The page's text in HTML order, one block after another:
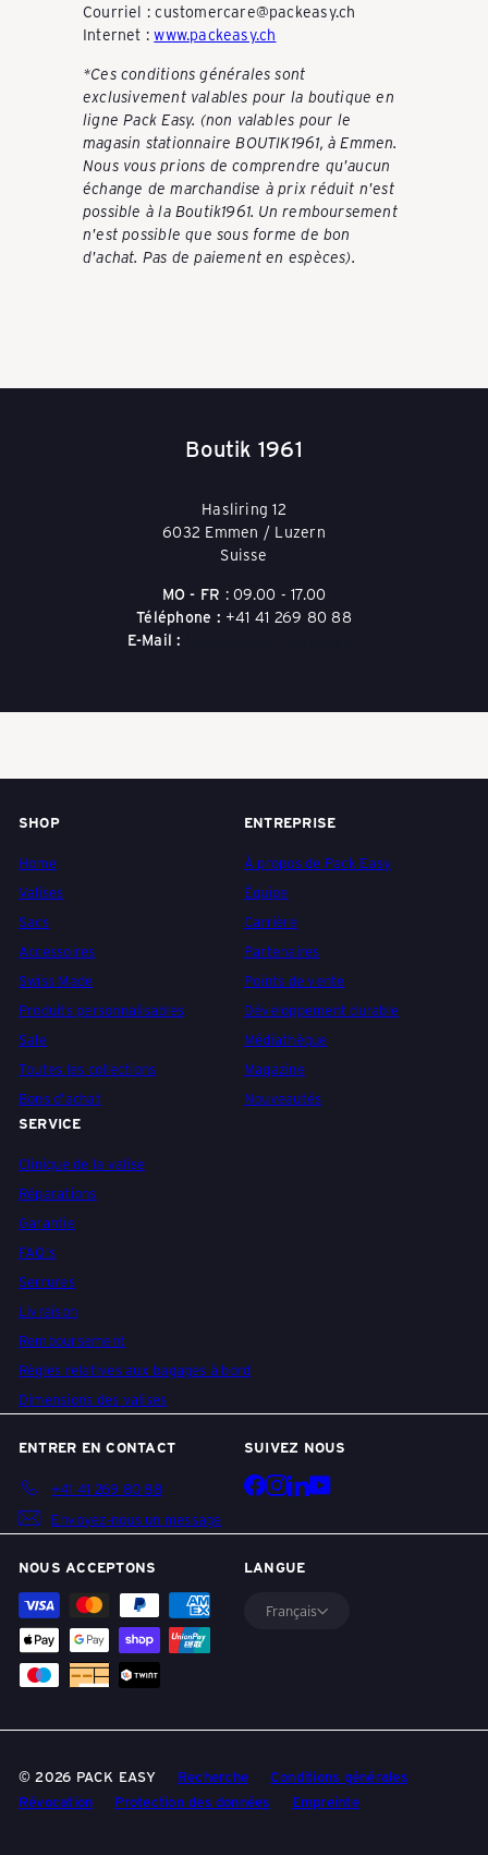
Courriel : customercare@packeasy.ch
Internet :www.packeasy.ch
*Ces conditions générales sont
exclusivement valables pour la boutique en
ligne Pack Easy. (non valables pour le
magasin stationnaire BOUTIK1961, à Emmen.
Nous vous prions de comprendre qu'aucun
échange de marchandise à prix réduit n'est
possible à la Boutik1961. Un remboursement
n'est possible que sous forme de bon
d'achat. Pas de paiement en espèces).
Boutik 1961
Hasliring 12
6032 Emmen / Luzern
Suisse
MO - FR : 09.00 - 17.00
Téléphone : +41 41 269 80 88
E-Mail :
SHOP
Home
Valises
Sacs
Accessoires
Swiss Made
Produits personnalisables
Sale
Toutes les collections
Bons d'achat
ENTREPRISE
À propos de Pack Easy
Équipe
Carrière
Partenaires
Points de vente
Développement durable
Médiathèque
Magazine
Nouveautés
SERVICE
Clinique de la valise
Réparations
Garantie
FAQ's
Serrures
Livraison
Remboursement
Règles relatives aux bagages à bord
Dimensions des valises
ENTRER EN CONTACT
+41 41 269 80 88
Envoyez-nous un message
SUIVEZ NOUS
Facebook
Instagram
LinkedIn
YouTube
NOUS ACCEPTONS LANGUE
Français
© 2026 PACK EASY Recherche
Conditions générales
Révocation
Protection des données Empreinte